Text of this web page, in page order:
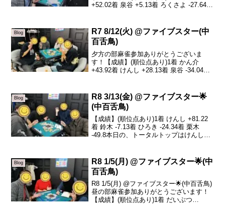
+52.02着 泉谷 +5.13着 ろくさよ -27.64着
回はsazanka多忙の為...
Blog
R7 8/12(火) @ファイブスター(中
百舌鳥)
夕方の部麻雀参加ありがとうございま
す！【成績】(順位点あり)1着 かん介
+43.92着 けんし +28.13着 泉谷 -34.04着
🎉大物手がよく入り...
Blog
R8 3/13(金) @ファイブスター🌟
(中百舌鳥)
【成績】(順位点あり)1着 けんし +81.22
着 鈴木 -7.13着 ひろき -24.34着 栗木
-49.8本日の、トータルトップはけんしさ
が、終わってみれば余裕のA...
Blog
R8 1/5(月) @ファイブスター🌟(中
百舌鳥)
R8 1/5(月) @ファイブスター🌟(中百舌鳥)
昼の部麻雀参加ありがとうございます！
【成績】(順位点あり)1着 だいぶつ